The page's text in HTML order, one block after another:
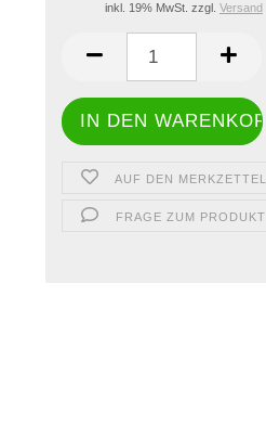
inkl. 19% MwSt. zzgl. Versand
AUF DEN MERKZETTEL
FRAGE ZUM PRODUKT